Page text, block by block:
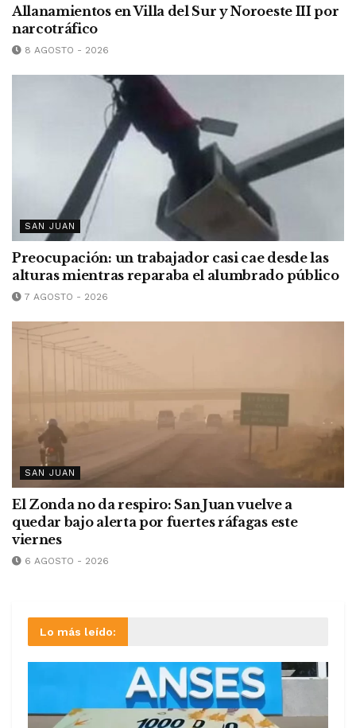
Allanamientos en Villa del Sur y Noroeste III por
narcotráfico
8 AGOSTO - 2026
SAN JUAN
Preocupación: un trabajador casi cae desde las
alturas mientras reparaba el alumbrado público
7 AGOSTO - 2026
SAN JUAN
El Zonda no da respiro: San Juan vuelve a
quedar bajo alerta por fuertes ráfagas este
viernes
6 AGOSTO - 2026
Lo más leído: